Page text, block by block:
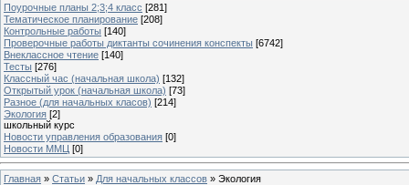
Поурочные планы 2;3;4 класс [281]
Тематическое планирование [208]
Контрольные работы [140]
Проверочные работы диктанты сочинения конспекты [6742]
Внеклассное чтение [140]
Тесты [276]
Классный час (начальная школа) [132]
Открытый урок (начальная школа) [73]
Разное (для начальных класов) [214]
Экология [2]
школьный курс
Новости управления образования [0]
Новости ММЦ [0]
Главная » Статьи » Для начальных классов » Экология